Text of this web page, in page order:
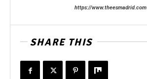
https://www.theesmadrid.com
SHARE THIS